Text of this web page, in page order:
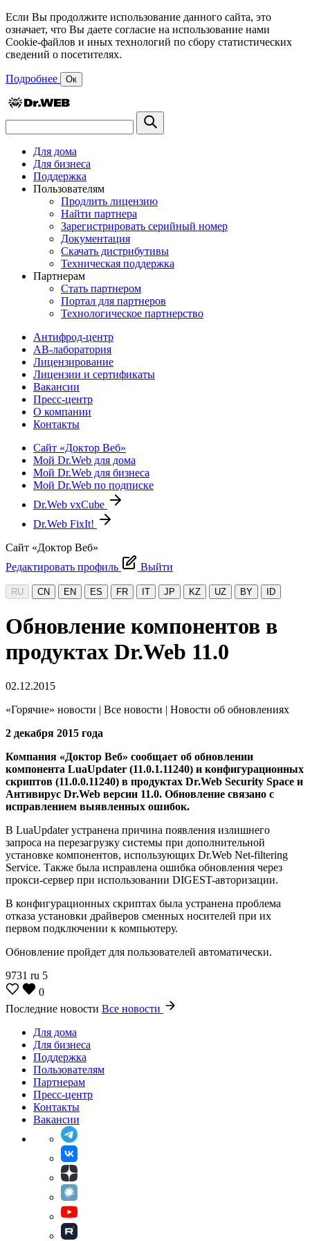
Если Вы продолжите использование данного сайта, это
означает, что Вы даете согласие на использование нами
Cookie-файлов и иных технологий по сбору статистических
сведений о посетителях.
Подробнее Ок
Для дома
Для бизнеса
Поддержка
Пользователям
Продлить лицензию
Найти партнера
Зарегистрировать серийный номер
Документация
Скачать дистрибутивы
Техническая поддержка
Партнерам
Стать партнером
Портал для партнеров
Технологическое партнерство
Антифрод-центр
АВ-лаборатория
Лицензирование
Лицензии и сертификаты
Вакансии
Пресс-центр
О компании
Контакты
Сайт «Доктор Веб»
Мой Dr.Web для дома
Мой Dr.Web для бизнеса
Мой Dr.Web по подписке
Dr.Web vxCube
Dr.Web FixIt!
Сайт «Доктор Веб»
Редактировать профиль
Выйти
RU CN EN ES FR IT JP KZ UZ BY ID
Обновление компонентов в
продуктах Dr.Web 11.0
02.12.2015
«Горячие» новости | Все новости | Новости об обновлениях
2 декабря 2015 года
Компания «Доктор Веб» сообщает об обновлении
компонента LuaUpdater (11.0.1.11240) и конфигурационных
скриптов (11.0.0.11240) в продуктах Dr.Web Security Space и
Антивирус Dr.Web версии 11.0. Обновление связано с
исправлением выявленных ошибок.
В LuaUpdater устранена причина появления излишнего
запроса на перезагрузку системы при дополнительной
установке компонентов, использующих Dr.Web Net-filtering
Service. Также была исправлена ошибка обновления через
прокси-сервер при использовании DIGEST-авторизации.
В конфигурационных скриптах была устранена проблема
отказа установки драйверов сменных носителей при их
первом подключении к компьютеру.
Обновление пройдет для пользователей автоматически.
9731 ru 5
0
Последние новости Все новости
Для дома
Для бизнеса
Поддержка
Пользователям
Партнерам
Пресс-центр
Контакты
Вакансии